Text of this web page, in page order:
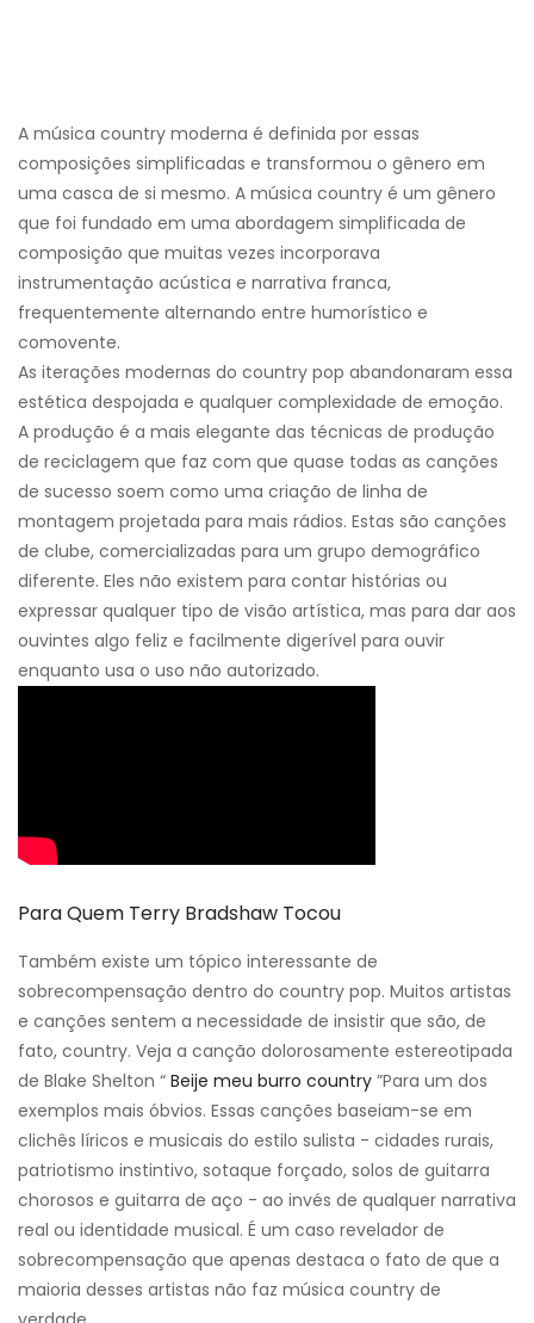
A música country moderna é definida por essas
composições simplificadas e transformou o gênero em
uma casca de si mesmo. A música country é um gênero
que foi fundado em uma abordagem simplificada de
composição que muitas vezes incorporava
instrumentação acústica e narrativa franca,
frequentemente alternando entre humorístico e
comovente.
As iterações modernas do country pop abandonaram essa
estética despojada e qualquer complexidade de emoção.
A produção é a mais elegante das técnicas de produção
de reciclagem que faz com que quase todas as canções
de sucesso soem como uma criação de linha de
montagem projetada para mais rádios. Estas são canções
de clube, comercializadas para um grupo demográfico
diferente. Eles não existem para contar histórias ou
expressar qualquer tipo de visão artística, mas para dar aos
ouvintes algo feliz e facilmente digerível para ouvir
enquanto usa o uso não autorizado.
Para Quem Terry Bradshaw Tocou
Também existe um tópico interessante de
sobrecompensação dentro do country pop. Muitos artistas
e canções sentem a necessidade de insistir que são, de
fato, country. Veja a canção dolorosamente estereotipada
de Blake Shelton “ Beije meu burro country ”Para um dos
exemplos mais óbvios. Essas canções baseiam-se em
clichês líricos e musicais do estilo sulista - cidades rurais,
patriotismo instintivo, sotaque forçado, solos de guitarra
chorosos e guitarra de aço - ao invés de qualquer narrativa
real ou identidade musical. É um caso revelador de
sobrecompensação que apenas destaca o fato de que a
maioria desses artistas não faz música country de